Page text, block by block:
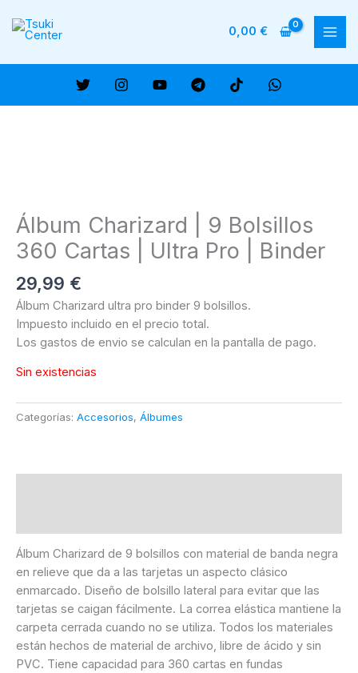
0,00 €
Álbum Charizard | 9 Bolsillos
360 Cartas | Ultra Pro | Binder
29,99 €
Álbum Charizard ultra pro binder 9 bolsillos.
Impuesto incluido en el precio total.
Los gastos de envio se calculan en la pantalla de pago.
Sin existencias
Categorías: Accesorios, Álbumes
Álbum Charizard de 9 bolsillos con material de banda negra
en relieve que da a las tarjetas un aspecto clásico
enmarcado. Diseño de bolsillo lateral para evitar que las
tarjetas se caigan fácilmente. La correa elástica mantiene la
carpeta cerrada cuando no se utiliza. Todos los materiales
están hechos de material de archivo, libre de ácido y sin
PVC. Tiene capacidad para 360 cartas en fundas